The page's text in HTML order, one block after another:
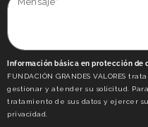
Información básica en protección de
FUNDACIÓN GRANDES VALORES
gestionar y atender su solicitud.
tratamiento de sus datos y ejercer
privacidad.